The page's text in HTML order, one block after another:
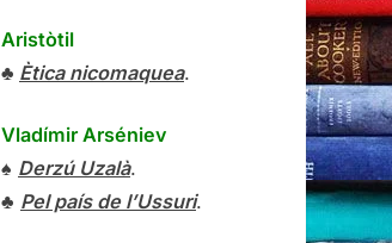
Aristòtil
♣ Ètica nicomaquea.
Vladímir Arséniev
♠ Derzú Uzalà.
♣ Pel país de l’Ussuri.